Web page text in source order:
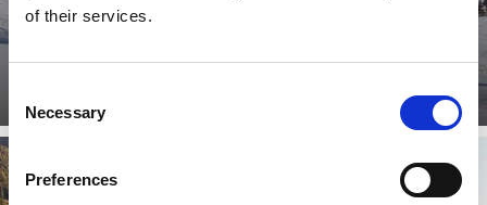
of their services.
Selection
Necessary
Preferences